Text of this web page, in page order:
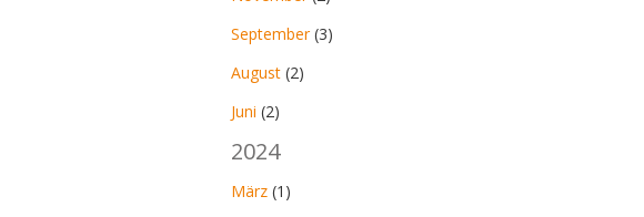
September(3)
August (2)
Juni (2)
2024
März (1)